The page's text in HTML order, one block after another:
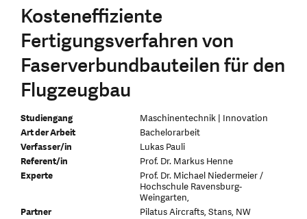
Kosteneffiziente
Fertigungsverfahren von
Faserverbundbauteilen für den
Flugzeugbau
Studiengang
Maschinentechnik | Innovation
Art der Arbeit
Bachelorarbeit
Verfasser/in
Lukas Pauli
Referent/in
Prof. Dr. Markus Henne
Experte
Prof. Dr. Michael Niedermeier /
Hochschule Ravensburg-
Weingarten,
Partner
Pilatus Aircrafts, Stans, NW